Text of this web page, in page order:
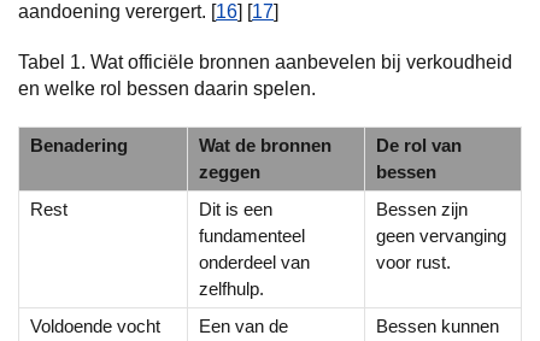
aandoening verergert. [16] [17]
Tabel 1. Wat officiële bronnen aanbevelen bij verkoudheid
en welke rol bessen daarin spelen.
Benadering
Wat de bronnen
zeggen
De rol van
bessen
Rest
Dit is een
fundamenteel
onderdeel van
zelfhulp.
Bessen zijn
geen vervanging
voor rust.
Voldoende vocht
Een van de
Bessen kunnen